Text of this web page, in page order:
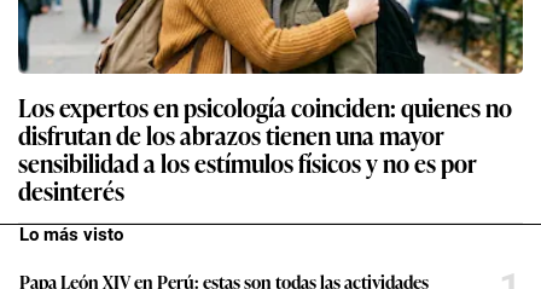
Los expertos en psicología coinciden: quienes no
disfrutan de los abrazos tienen una mayor
sensibilidad a los estímulos físicos y no es por
desinterés
Lo más visto
Papa León XIV en Perú: estas son todas las actividades